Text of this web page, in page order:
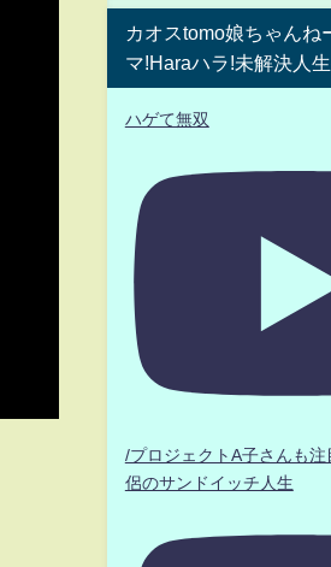
カオスtomo娘ちゃんね
マ!Haraハラ!未解決人
ハゲて無双
/プロジェクトA子さんも
侶のサンドイッチ人生